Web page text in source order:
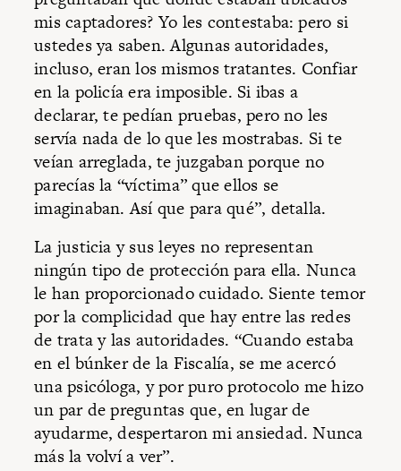
mis captadores? Yo les contestaba: pero si
ustedes ya saben. Algunas autoridades,
incluso, eran los mismos tratantes. Confiar
en la policía era imposible. Si ibas a
declarar, te pedían pruebas, pero no les
servía nada de lo que les mostrabas. Si te
veían arreglada, te juzgaban porque no
parecías la “víctima” que ellos se
imaginaban. Así que para qué”, detalla.
La justicia y sus leyes no representan
ningún tipo de protección para ella. Nunca
le han proporcionado cuidado. Siente temor
por la complicidad que hay entre las redes
de trata y las autoridades. “Cuando estaba
en el búnker de la Fiscalía, se me acercó
una psicóloga, y por puro protocolo me hizo
un par de preguntas que, en lugar de
ayudarme, despertaron mi ansiedad. Nunca
más la volví a ver”.